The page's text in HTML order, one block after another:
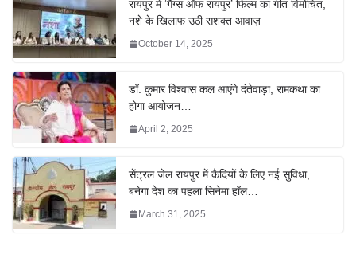
रायपुर में ‘गैंग्स ऑफ रायपुर’ फिल्म का गीत विमोचित,
नशे के खिलाफ उठी सशक्त आवाज़
October 14, 2025
डॉ. कुमार विश्वास कल आएंगे दंतेवाड़ा, रामकथा का
होगा आयोजन…
April 2, 2025
सेंट्रल जेल रायपुर में कैदियों के लिए नई सुविधा,
बनेगा देश का पहला सिनेमा हॉल…
March 31, 2025